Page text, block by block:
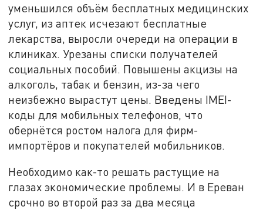
уменьшился объём бесплатных медицинских
услуг, из аптек исчезают бесплатные
лекарства, выросли очереди на операции в
клиниках. Урезаны списки получателей
социальных пособий. Повышены акцизы на
алкоголь, табак и бензин, из-за чего
неизбежно вырастут цены. Введены IMEI-
коды для мобильных телефонов, что
обернётся ростом налога для фирм-
импортёров и покупателей мобильников.
Необходимо как-то решать растущие на
глазах экономические проблемы. И в Ереван
срочно во второй раз за два месяца